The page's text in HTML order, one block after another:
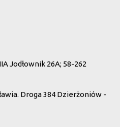
Jodłownik 26A; 58-262
Droga 384 Dzierżoniów -